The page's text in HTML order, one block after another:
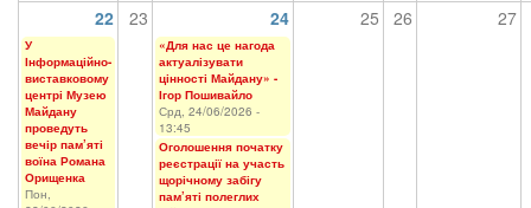
22 23 24 25 26 27
У
Інформаційно-
виставковому
центрі Музею
Майдану
проведуть
вечір пам’яті
воїна Романа
Орищенка
Пон,
«Для нас це нагода
актуалізувати
цінності Майдану» -
Ігор Пошивайло
Срд, 24/06/2026 -
13:45
Оголошення початку
реєстрації на участь
щорічному забігу
пам’яті полеглих